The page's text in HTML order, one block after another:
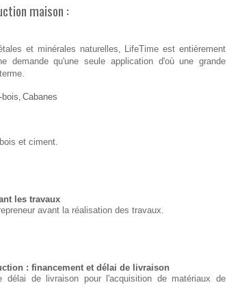
maison :
et minérales naturelles, LifeTime est entièrement
demande qu'une seule application d'où une grande
bois, Cabanes
et ciment.
les travaux
avant la réalisation des travaux.
: financement et délai de livraison
délai de livraison pour l'acquisition de matériaux de